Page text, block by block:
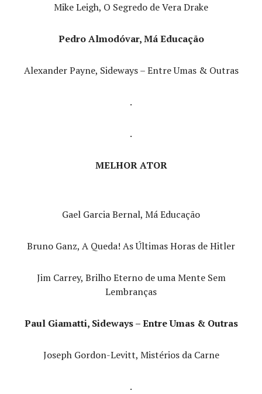
Mike Leigh, O Segredo de Vera Drake
Pedro Almodóvar, Má Educação
Alexander Payne, Sideways – Entre Umas & Outras
.
.
MELHOR ATOR
Gael Garcia Bernal, Má Educação
Bruno Ganz, A Queda! As Últimas Horas de Hitler
Jim Carrey, Brilho Eterno de uma Mente Sem
Lembranças
Paul Giamatti, Sideways – Entre Umas & Outras
Joseph Gordon-Levitt, Mistérios da Carne
.